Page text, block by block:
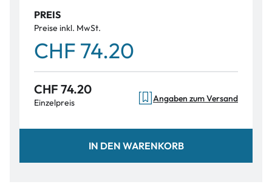
PREIS
Preise inkl. MwSt.
CHF 74.20
CHF 74.20
Einzelpreis Angaben zum Versand
IN DEN WARENKORB